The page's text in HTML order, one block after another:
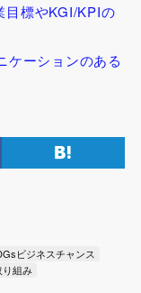
目標やKGI/KPIの
ケーションのある
ビジネスチャンス
組み